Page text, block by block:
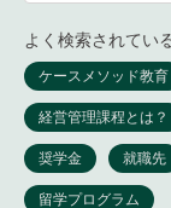
よく検索されてい